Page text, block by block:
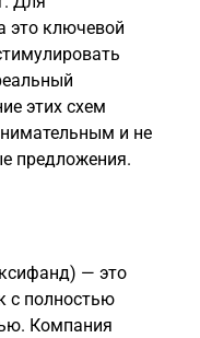
это ключевой
этих схем
и не
предложения.
— это
с полностью
Компания